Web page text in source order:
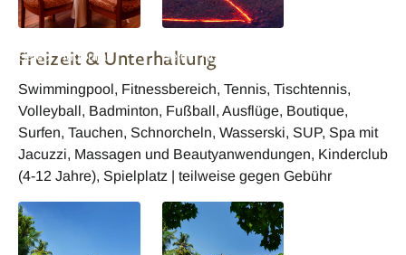
Select Hudhuran
Select Hudhuran
Freizeit & Unterhaltung
Swimmingpool, Fitnessbereich, Tennis, Tischtennis,
Volleyball, Badminton, Fußball, Ausflüge, Boutique,
Surfen, Tauchen, Schnorcheln, Wasserski, SUP, Spa mit
Jacuzzi, Massagen und Beautyanwendungen, Kinderclub
(4-12 Jahre), Spielplatz | teilweise gegen Gebühr